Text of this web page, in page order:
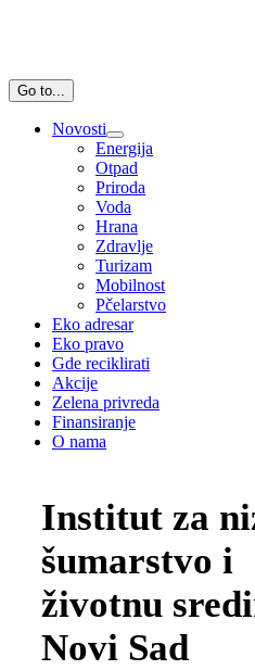
Go to...
Novosti
Energija
Otpad
Priroda
Voda
Hrana
Zdravlje
Turizam
Mobilnost
Pčelarstvo
Eko adresar
Eko pravo
Gde reciklirati
Akcije
Zelena privreda
Finansiranje
O nama
Institut za
šumarstvo i
životnu
Novi Sad